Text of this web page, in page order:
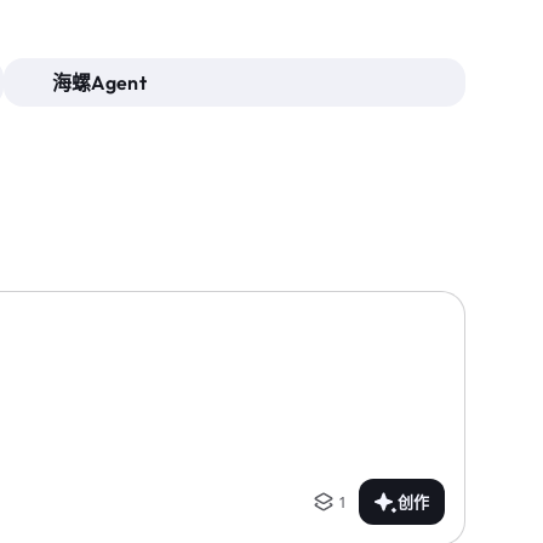
海螺Agent
1 创作